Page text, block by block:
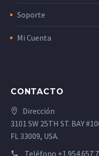
Soporte
Mi Cuenta
CONTACTO
Dirección
3101 SW 25TH ST. BAY
FL 33009, USA.
Teléfono